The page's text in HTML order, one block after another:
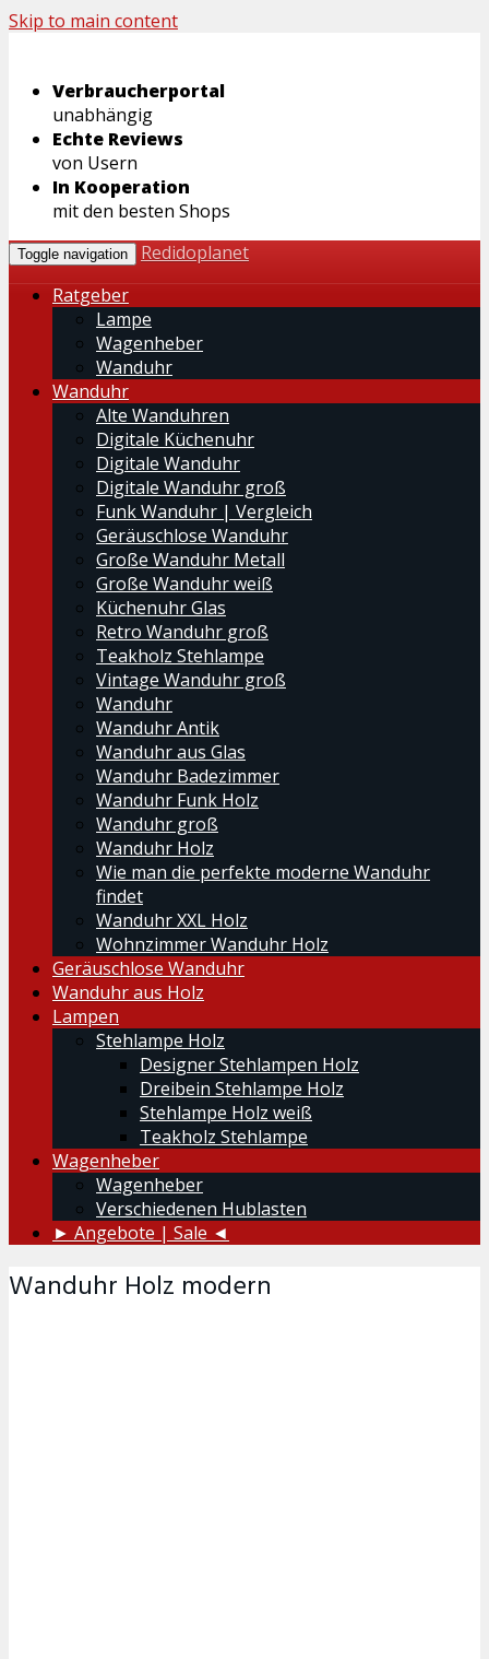
Skip to main content
Verbraucherportal
unabhängig
Echte Reviews
von Usern
In Kooperation
mit den besten Shops
Toggle navigation
Redidoplanet
Ratgeber
Lampe
Wagenheber
Wanduhr
Wanduhr
Alte Wanduhren
Digitale Küchenuhr
Digitale Wanduhr
Digitale Wanduhr groß
Funk Wanduhr | Vergleich
Geräuschlose Wanduhr
Große Wanduhr Metall
Große Wanduhr weiß
Küchenuhr Glas
Retro Wanduhr groß
Teakholz Stehlampe
Vintage Wanduhr groß
Wanduhr
Wanduhr Antik
Wanduhr aus Glas
Wanduhr Badezimmer
Wanduhr Funk Holz
Wanduhr groß
Wanduhr Holz
Wie man die perfekte moderne Wanduhr
findet
Wanduhr XXL Holz
Wohnzimmer Wanduhr Holz
Geräuschlose Wanduhr
Wanduhr aus Holz
Lampen
Stehlampe Holz
Designer Stehlampen Holz
Dreibein Stehlampe Holz
Stehlampe Holz weiß
Teakholz Stehlampe
Wagenheber
Wagenheber
Verschiedenen Hublasten
► Angebote | Sale ◄
Wanduhr Holz modern